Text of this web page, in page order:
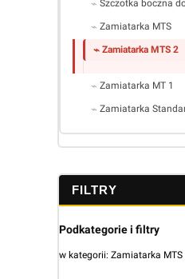
Szczotka boczna
Zamiatarka MTS
Zamiatarka MTS 2
Zamiatarka MT 1
Zamiatarka
Koniec menu
Podkategorie i filtry
w kategorii: Zamiatarka MTS